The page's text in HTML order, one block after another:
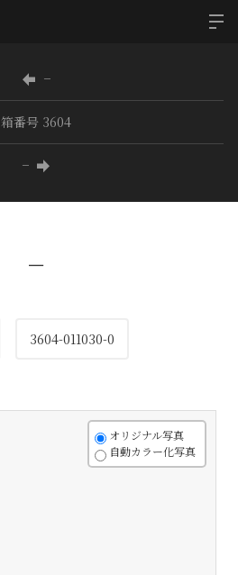
−
箱番号 3604
−
−
3604-011030-0
オリジナル写真
自動カラー化写真